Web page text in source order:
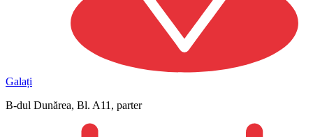
Galați
B-dul Dunărea, Bl. A11, parter